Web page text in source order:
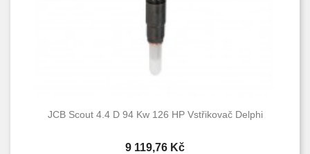
JCB Scout 4.4 D 94 Kw 126 HP Vstřikovač Delphi
Cena
9 119,76 Kč